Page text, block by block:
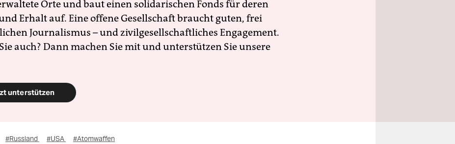
Orte und baut einen solidarischen Fonds für deren
Erhalt auf. Eine offene Gesellschaft braucht guten, frei
Journalismus – und zivilgesellschaftliches Engagement.
auch? Dann machen Sie mit und unterstützen Sie unsere
unterstützen
#Russland #USA #Atomwaffen